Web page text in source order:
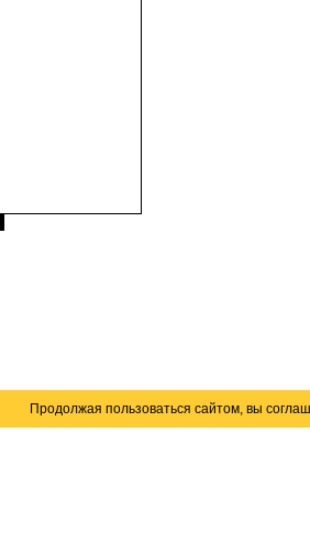
Продолжая пользоваться сайтом, вы